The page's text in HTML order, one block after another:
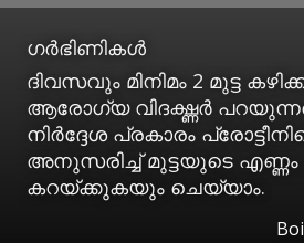
ഗർഭിണികൾ
ദിവസവും ​മിനിമം 2 മുട്ട
ആരോഗ്യ വിദഗ്ദ്ധർ
നിർദ്ദേശ പ്രകാരം
അനുസരിച്ച് മുട്ടയുടെ
കറയ്ക്കുകയും ചെയ്യാം.